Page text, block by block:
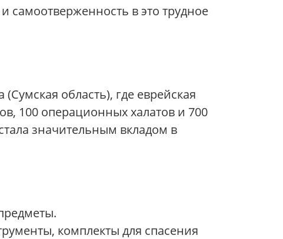
в это трудное
область), где еврейская
100 операционных халатов и 700
значительным вкладом в
комплекты для спасения